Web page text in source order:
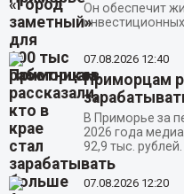
Он обеспечит
07.08.2026 12:40
Приморцам
В Приморье за
2026 года
92,9 тыс. рублей.
07.08.2026 12:20